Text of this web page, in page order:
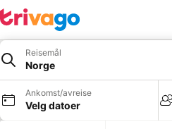
Reisemål
Norge
Ankomst/avreise
Velg datoer